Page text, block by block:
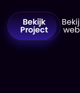
Bekijk
Project